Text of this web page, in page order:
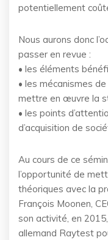
potentiellement
Nous aurons donc
passer en revue :
• les éléments
• les mécanismes
mettre en œuvre la
• les points
d’acquisition de
Au cours de ce
l’opportunité de
théoriques avec la
François Moonen,
son activité, en
allemand Raytest